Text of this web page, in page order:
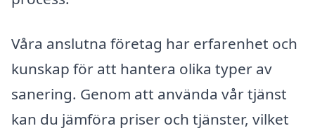
Våra anslutna företag har erfarenhet och
kunskap för att hantera olika typer av
sanering. Genom att använda vår tjänst
kan du jämföra priser och tjänster, vilket